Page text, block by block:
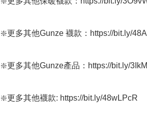
❇️更多其他Gunze 襪款：https://bit.ly/
❇️更多其他Gunze產品：https://bit.ly/
❇️更多其他襪款: https://bit.ly/48wLPcR